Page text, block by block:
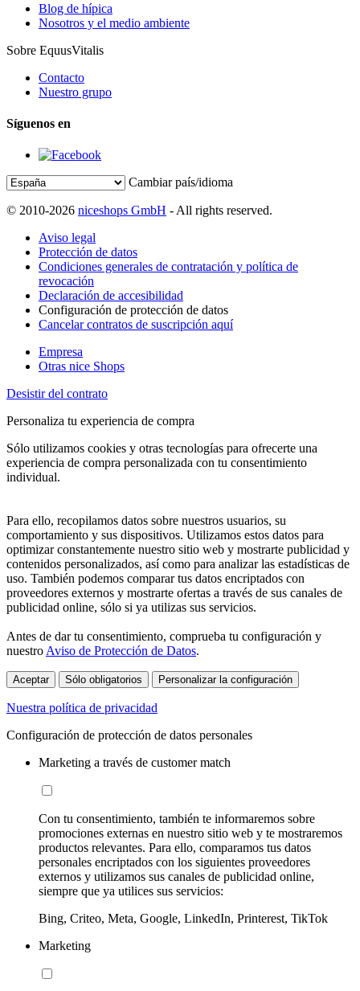
Blog de hípica
Nosotros y el medio ambiente
Sobre EquusVitalis
Contacto
Nuestro grupo
Síguenos en
Cambiar país/idioma
© 2010-2026 niceshops GmbH - All rights reserved.
Aviso legal
Protección de datos
Condiciones generales de contratación y política de
revocación
Declaración de accesibilidad
Configuración de protección de datos
Cancelar contratos de suscripción aquí
Empresa
Otras nice Shops
Desistir del contrato
Personaliza tu experiencia de compra
Sólo utilizamos cookies y otras tecnologías para ofrecerte una
experiencia de compra personalizada con tu consentimiento
individual.
Para ello, recopilamos datos sobre nuestros usuarios, su
comportamiento y sus dispositivos. Utilizamos estos datos para
optimizar constantemente nuestro sitio web y mostrarte publicidad y
contenidos personalizados, así como para analizar las estadísticas de
uso. También podemos comparar tus datos encriptados con
proveedores externos y mostrarte ofertas a través de sus canales de
publicidad online, sólo si ya utilizas sus servicios.
Antes de dar tu consentimiento, comprueba tu configuración y
nuestroAviso de Protección de Datos.
Aceptar Sólo obligatorios Personalizar la configuración
Nuestra política de privacidad
Configuración de protección de datos personales
Marketing a través de customer match
Con tu consentimiento, también te informaremos sobre
promociones externas en nuestro sitio web y te mostraremos
productos relevantes. Para ello, comparamos tus datos
personales encriptados con los siguientes proveedores
externos y utilizamos sus canales de publicidad online,
siempre que ya utilices sus servicios:
Bing, Criteo, Meta, Google, LinkedIn, Printerest, TikTok
Marketing